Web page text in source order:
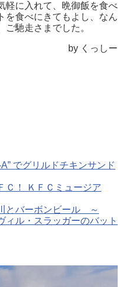
軽に入れて、晩御飯を食べ
を食べにきてもよし、なん
馳走さまでした。
by くっしー
でグリルドチキンサンド
Ｃ！ ＫＦＣミュージア
とバーボンビール ～
ィル・スラッガーのバット